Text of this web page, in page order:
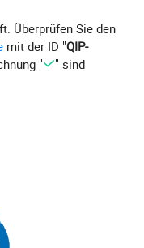
dieses Set
Überprüfen Sie den
mit der ID "QIP-
"
" sind